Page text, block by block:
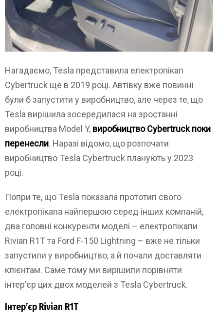
Нагадаємо, Tesla представила електропікап
Cybertruck ще в 2019 році. Автівку вже повинні
були б запустити у виробництво, але через те, що
Tesla вирішила зосередилася на зростанні
виробництва Model Y, виробництво Cybertruck поки
перенесли. Наразі відомо, що розпочати
виробництво Tesla Cybertruck планують у 2023
році.
Попри те, що Tesla показала прототип свого
електропікапа найпершою серед інших компаній,
два головні конкуренти моделі – електропікапи
Rivian R1T та Ford F-150 Lightning – вже не тільки
запустили у виробництво, а й почали доставляти
клієнтам. Саме тому ми вирішили порівняти
інтер’єр цих двох моделей з Tesla Cybertruck.
Інтер’єр Rivian R1T